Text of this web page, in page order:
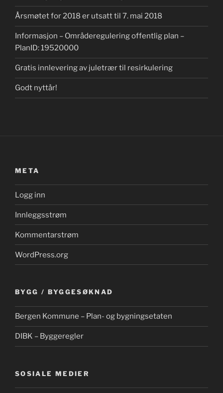
Årsmøtet for 2018 er utsatt til 7. mai 2018
Informasjon – Områderegulering offentlig plan –
PlanID: 19520000
Gratis innlevering av juletrær til resirkulering
Godt nyttår!
META
Logg inn
Innleggsstrøm
Kommentarstrøm
WordPress.org
BYGG / BYGGESØKNAD
Bergen Kommune – Plan- og bygningsetaten
DIBK – Byggeregler
SOSIALE MEDIER